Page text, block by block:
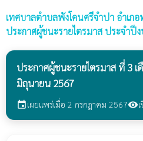
เทศบาลตำบลพังโคนศรีจำปา อำเภ
ประกาศผู้ชนะรายไตรมาส ประจำปี
ประกาศผู้ชนะรายไตรมาส ที่ 3
มิถุนายน 2567
eventเผยแพร่เมื่อ 2 กรกฎาคม 2567visibility